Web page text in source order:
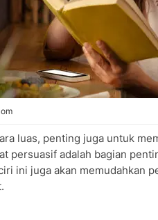
luas, penting juga untuk
persuasif adalah bagian
ini juga akan memudahkan